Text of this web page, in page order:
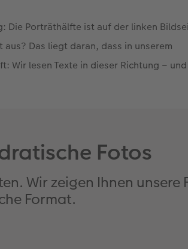
Die Porträthälfte ist auf der linken
Das liegt daran, dass in unserem
Wir lesen Texte in dieser Richtung – und
Fotos
Wir zeigen Ihnen unsere
Format.